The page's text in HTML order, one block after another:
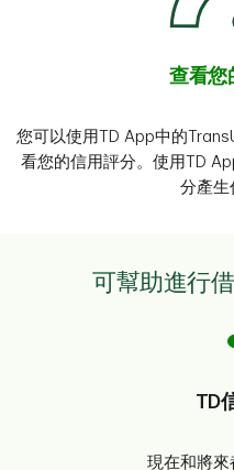
查看您
您可以使用TD App中的
看您的信用評分。使用TD
分產生
可幫助進行
TD
現在和將來